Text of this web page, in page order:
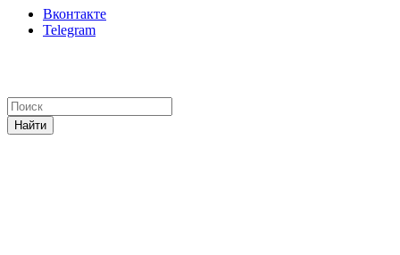
Вконтакте
Telegram
Найти